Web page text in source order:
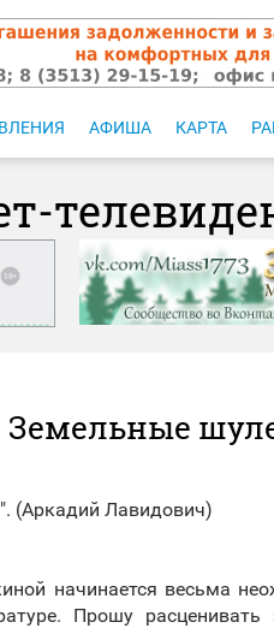
АФИША КАРТА
Земельные
(Аркадий Лавидович)
начинается весьма
Прошу расценивать